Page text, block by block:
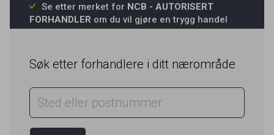
Se etter merket for NCB - AUTORISERT
FORHANDLER om du vil gjøre en trygg handel
Søk etter forhandlere i ditt nærområde